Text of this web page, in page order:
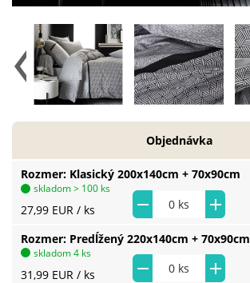
Rozmer Klasický 200x140cm + 70x90cm
27,99 EUR / ks
skladom > 100 ks
Rozmer Predĺžený 220x140cm + 70x90cm
31,99 EUR / ks
skladom 4 ks
Objednávka